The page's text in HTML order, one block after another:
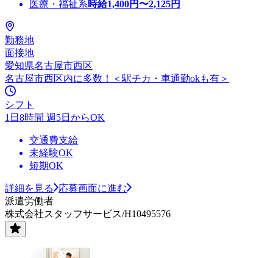
医療・福祉系時給1,400円〜2,125円
勤務地
面接地
愛知県名古屋市西区
名古屋市西区内に多数！＜駅チカ・車通勤okも有＞
シフト
1日8時間 週5日からOK
交通費支給
未経験OK
短期OK
詳細を見る
応募画面に進む
派遣労働者
株式会社スタッフサービス/H10495576